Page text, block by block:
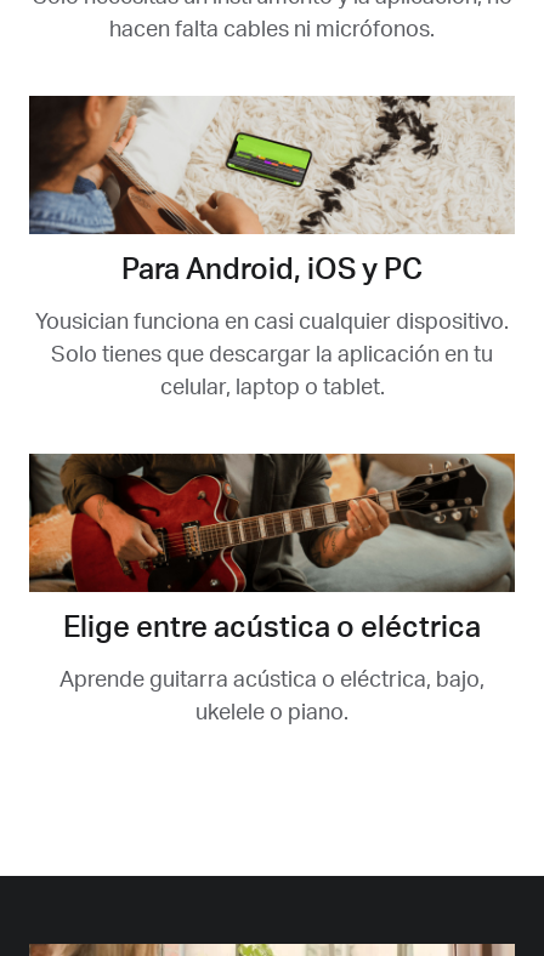
hacen falta cables ni micrófonos.
Para Android, iOS y PC
Yousician funciona en casi cualquier dispositivo.
Solo tienes que descargar la aplicación en tu
celular, laptop o tablet.
Elige entre acústica o eléctrica
Aprende guitarra acústica o eléctrica, bajo,
ukelele o piano.